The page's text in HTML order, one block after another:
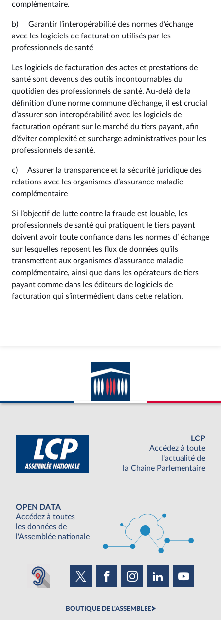
complémentaire.
b) Garantir l’interopérabilité des normes d’échange
avec les logiciels de facturation utilisés par les
professionnels de santé
Les logiciels de facturation des actes et prestations de
santé sont devenus des outils incontournables du
quotidien des professionnels de santé. Au-delà de la
définition d’une norme commune d’échange, il est crucial
d’assurer son interopérabilité avec les logiciels de
facturation opérant sur le marché du tiers payant, afin
d’éviter complexité et surcharge administratives pour les
professionnels de santé.
c) Assurer la transparence et la sécurité juridique des
relations avec les organismes d’assurance maladie
complémentaire
Si l’objectif de lutte contre la fraude est louable, les
professionnels de santé qui pratiquent le tiers payant
doivent avoir toute confiance dans les normes d’ échange
sur lesquelles reposent les flux de données qu’ils
transmettent aux organismes d’assurance maladie
complémentaire, ainsi que dans les opérateurs de tiers
payant comme dans les éditeurs de logiciels de
facturation qui s’intermédient dans cette relation.
LCP
Accédez à toute
l'actualité de
la Chaine Parlementaire
OPEN DATA
Accédez à toutes
les données de
l'Assemblée nationale
BOUTIQUE DE L'ASSEMBLEE